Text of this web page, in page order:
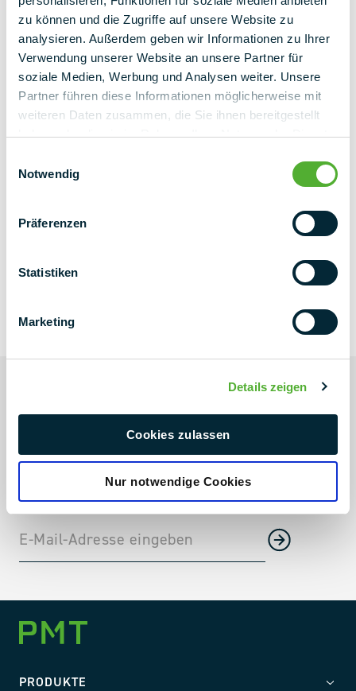
zu können und die Zugriffe auf unsere Website zu
analysieren. Außerdem geben wir Informationen zu Ihrer
Verwendung unserer Website an unsere Partner für
soziale Medien, Werbung und Analysen weiter. Unsere
Partner führen diese Informationen möglicherweise mit
weiteren Daten zusammen, die Sie ihnen bereitgestellt
haben oder die sie im Rahmen Ihrer Nutzung der Dienste
Notwendig
Präferenzen
Statistiken
Marketing
Details zeigen
Cookies zulassen
Nur notwendige Cookies
NEWSLETTER
Aktuelle Projekte & Projektneuheiten
PRODUKTE